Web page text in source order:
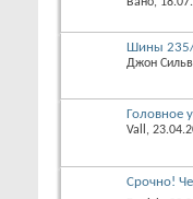
Шины 235/
Джон
Головное
Vall ‎,
Срочно!